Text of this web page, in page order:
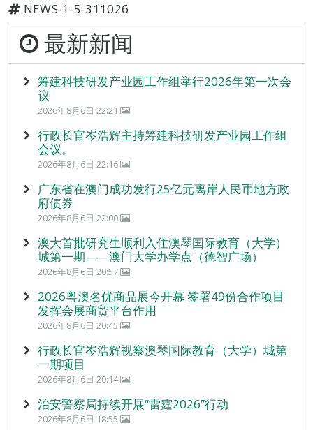
NEWS-1-5-311026
最新新闻
筹建科技研发产业园工作组举行2026年第一次会
议
2026年8月6日 22:21
行政长官岑浩辉主持筹建科技研发产业园工作组
会议。
2026年8月6日 22:16
广东省在澳门成功发行25亿元离岸人民币地方政
府债券
2026年8月6日 22:00
澳大首批研究生顺利入住澳琴国际教育（大学）
城第一期——澳门大学办学点（德智广场）
2026年8月6日 20:57
2026粤澳名优商品展今开幕 签署49份合作项目
发挥会展商贸平台作用
2026年8月6日 20:45
行政长官岑浩辉视察澳琴国际教育（大学）城第
一期项目
2026年8月6日 20:14
治安警察局持续开展“雷霆2026”行动
2026年8月6日 18:55